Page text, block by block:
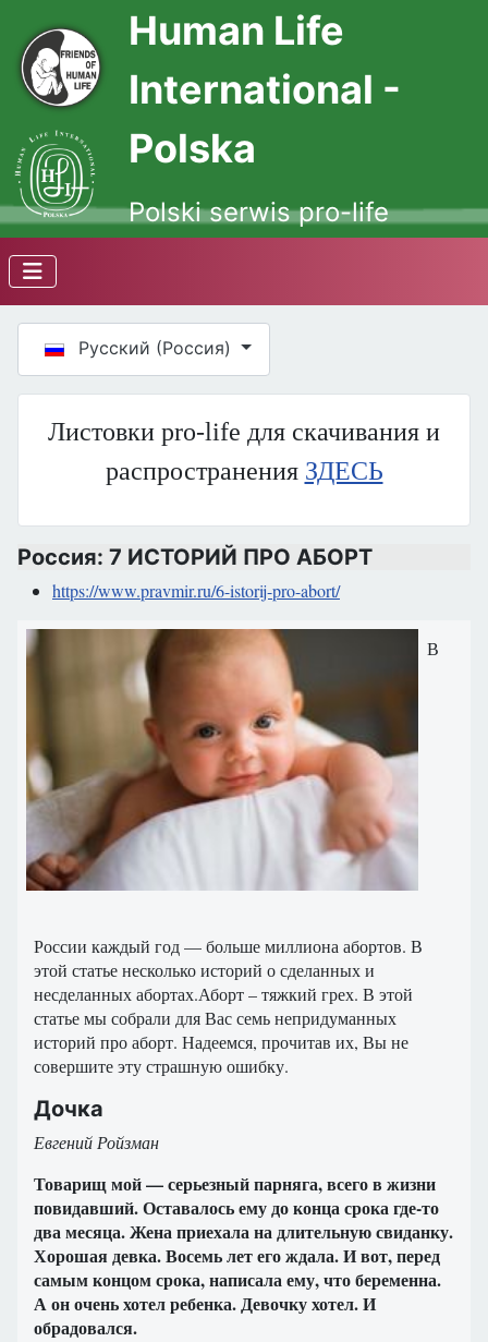
Human Life
International -
Polska
Polski serwis pro-life
Русский (Россия)
Листовки pro-life для скачивания и
распространения ЗДЕСЬ
Россия: 7 ИСТОРИЙ ПРО АБОРТ
https://www.pravmir.ru/6-istorij-pro-abort/
В
России каждый год — больше миллиона абортов. В
этой статье несколько историй о сделанных и
несделанных абортах.Аборт – тяжкий грех. В этой
статье мы собрали для Вас семь непридуманных
историй про аборт. Надеемся, прочитав их, Вы не
совершите эту страшную ошибку.
Дочка
Евгений Ройзман
Товарищ мой — серьезный парняга, всего в жизни
повидавший. Оставалось ему до конца срока где-то
два месяца. Жена приехала на длительную свиданку.
Хорошая девка. Восемь лет его ждала. И вот, перед
самым концом срока, написала ему, что беременна.
А он очень хотел ребенка. Девочку хотел. И
обрадовался.